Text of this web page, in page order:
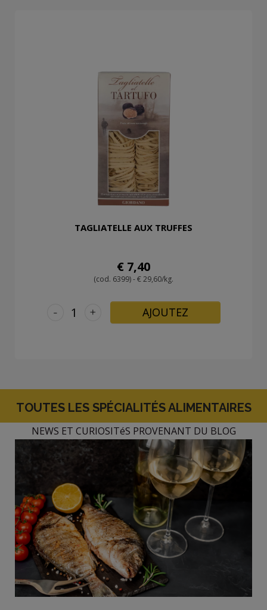
TAGLIATELLE AUX TRUFFES
€ 7,40
(cod. 6399) - € 29,60/kg.
+
- AJOUTEZ
TOUTES LES SPÉCIALITÉS ALIMENTAIRES
NEWS ET CURIOSITéS PROVENANT DU BLOG